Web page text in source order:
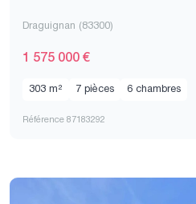
Draguignan (83300)
1 575 000 €
303 m² 7 pièces 6 chambres
Référence 87183292